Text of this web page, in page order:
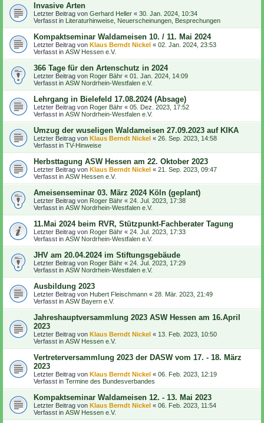
Invasive Arten
Letzter Beitrag von Gerhard Heller « 30. Jan. 2024, 10:34
Verfasst in Literaturhinweise, Neuerscheinungen, Besprechungen
Kompaktseminar Waldameisen 10. / 11. Mai 2024
Letzter Beitrag von Klaus Berndt Nickel « 02. Jan. 2024, 23:53
Verfasst in ASW Hessen e.V.
366 Tage für den Artenschutz in 2024
Letzter Beitrag von Roger Bähr « 01. Jan. 2024, 14:09
Verfasst in ASW Nordrhein-Westfalen e.V.
Lehrgang in Bielefeld 17.08.2024 (Absage)
Letzter Beitrag von Roger Bähr « 05. Dez. 2023, 17:52
Verfasst in ASW Nordrhein-Westfalen e.V.
Umzug der wuseligen Waldameisen 27.09.2023 auf KIKA
Letzter Beitrag von Klaus Berndt Nickel « 26. Sep. 2023, 14:58
Verfasst in TV-Hinweise
Herbsttagung ASW Hessen am 22. Oktober 2023
Letzter Beitrag von Klaus Berndt Nickel « 21. Sep. 2023, 09:47
Verfasst in ASW Hessen e.V.
Ameisenseminar 03. März 2024 Köln (geplant)
Letzter Beitrag von Roger Bähr « 24. Jul. 2023, 17:38
Verfasst in ASW Nordrhein-Westfalen e.V.
11.Mai 2024 beim RVR, Stützpunkt-Fachberater Tagung
Letzter Beitrag von Roger Bähr « 24. Jul. 2023, 17:33
Verfasst in ASW Nordrhein-Westfalen e.V.
JHV am 20.04.2024 im Stiftungsgebäude
Letzter Beitrag von Roger Bähr « 24. Jul. 2023, 17:29
Verfasst in ASW Nordrhein-Westfalen e.V.
Ausbildung 2023
Letzter Beitrag von Hubert Fleischmann « 28. Mär. 2023, 21:49
Verfasst in ASW Bayern e.V.
Jahreshauptversammlung 2023 ASW Hessen am 16.April
2023
Letzter Beitrag von Klaus Berndt Nickel « 13. Feb. 2023, 10:50
Verfasst in ASW Hessen e.V.
Vertreterversammlung 2023 der DASW vom 17. - 18. März
2023
Letzter Beitrag von Klaus Berndt Nickel « 06. Feb. 2023, 12:19
Verfasst in Termine des Bundesverbandes
Kompaktseminar Waldameisen 12. - 13. Mai 2023
Letzter Beitrag von Klaus Berndt Nickel « 06. Feb. 2023, 11:54
Verfasst in ASW Hessen e.V.